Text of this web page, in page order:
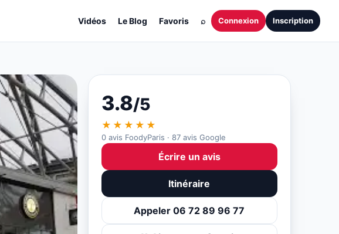
Vidéos Le Blog Favoris ⌕ Connexion Inscription
3.8/5
★★★★★
0 avis FoodyParis · 87 avis Google
Écrire un avis
Itinéraire
Appeler 06 72 89 96 77